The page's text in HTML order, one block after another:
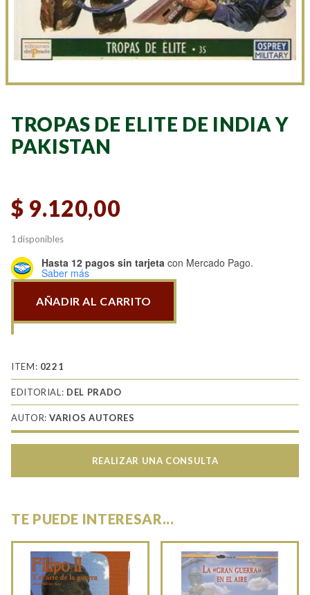
TROPAS DE ELITE DE INDIA Y
PAKISTAN
$ 9.120,00
1 disponibles
Hasta 12 pagos sin tarjeta con Mercado Pago.
Saber más
de
de
India
Pakistan
cantidad
AÑADIR AL CARRITO
ITEM: 0221
EDITORIAL: DEL PRADO
AUTOR:VARIOS AUTORES
REALIZAR UNA CONSULTA
TE PUEDE INTERESAR...